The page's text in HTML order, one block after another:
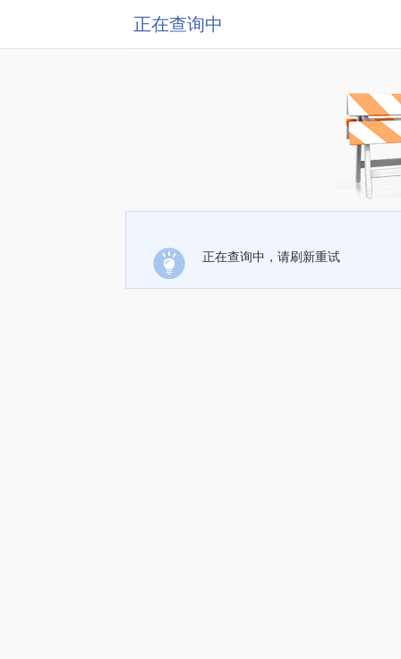
正在查询中
正在查询中，请刷新重试